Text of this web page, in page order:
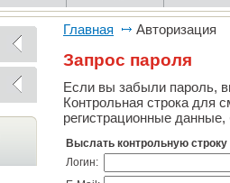
Главная Авторизация
Запрос пароля
Если вы забыли пароль,
Контрольная строка для
регистрационные
Выслать контрольную строку
Логин: